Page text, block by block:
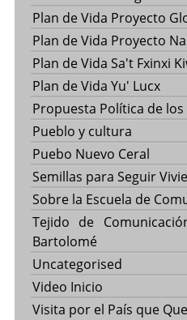
Plan de Vida Proyecto
Plan de Vida Proyecto
Plan de Vida Sa't Fxinxi
Plan de Vida Yu' Lucx
Propuesta Política de los
Pueblo y cultura
Puebo Nuevo Ceral
Semillas para Seguir
Sobre la Escuela de
Tejido de
Bartolomé
Uncategorised
Video Inicio
Visita por el País que